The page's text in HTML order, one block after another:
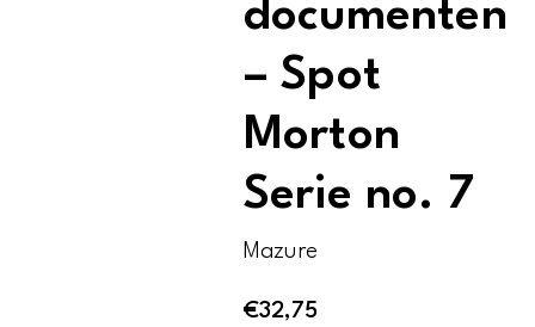
documenten
– Spot
Morton
Serie no. 7
Mazure
€32,75